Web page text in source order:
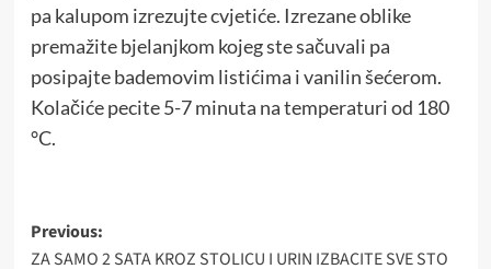
pa kalupom izrezujte cvjetiće. Izrezane oblike
premažite bjelanjkom kojeg ste sačuvali pa
posipajte bademovim listićima i vanilin šećerom.
Kolačiće pecite 5-7 minuta na temperaturi od 180
°C.
Post
Previous:
ZA SAMO 2 SATA KROZ STOLICU I URIN IZBACITE SVE STO